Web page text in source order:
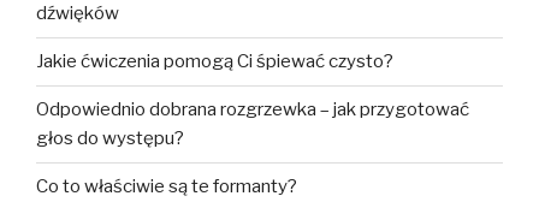
dźwięków
Jakie ćwiczenia pomogą Ci śpiewać czysto?
Odpowiednio dobrana rozgrzewka – jak przygotować
głos do występu?
Co to właściwie są te formanty?